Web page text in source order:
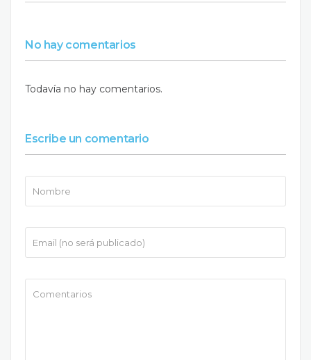
No hay comentarios
Todavía no hay comentarios.
Escribe un comentario